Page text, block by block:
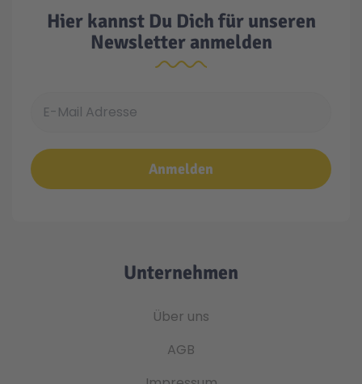
Hier kannst Du Dich für unseren
Newsletter anmelden
Anmelden
Unternehmen
Über uns
AGB